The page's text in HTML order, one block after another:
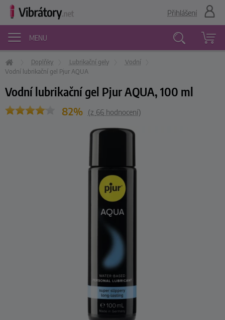
MENU
Přihlášení
Doplňky Lubrikační gely
Vodní
Vodní lubrikační gel Pjur AQUA
Vodní lubrikační gel Pjur AQUA, 100 ml
82% (z 66hodnocení)